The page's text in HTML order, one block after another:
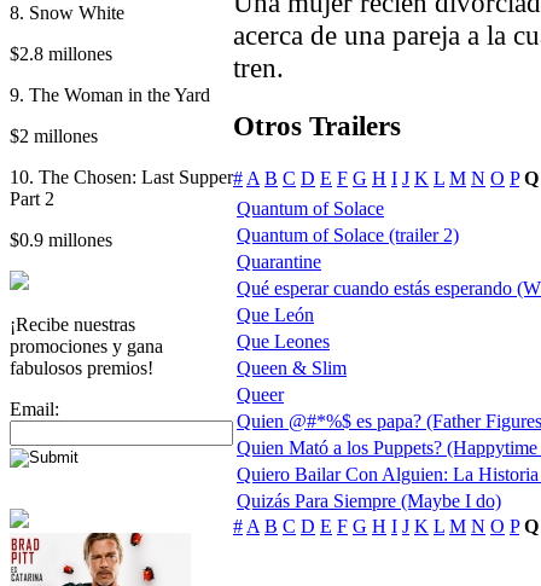
8. Snow White
$2.8 millones
9. The Woman in the Yard
$2 millones
10. The Chosen: Last Supper
Part 2
$0.9 millones
¡Recibe nuestras
promociones y gana
fabulosos premios!
Email:
acerca de una pareja a la
tren.
Otros Trailers
#A B C D E F G H I J K L M N O P Q
Quantum of Solace
Quantum of Solace (trailer 2)
Quarantine
Qué esperar cuando estás esperando
Que León
Que Leones
Queen & Slim
Queer
Quien @#*%$ es papa? (Father
Quien Mató a los Puppets?
Quiero Bailar Con Alguien: La
Quizás Para Siempre (Maybe I do)
#A B C D E F G H I J K L M N O P Q